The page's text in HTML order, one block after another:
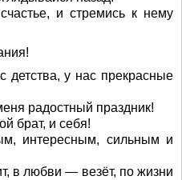
и стремись к нему
у нас прекрасные
радостный праздник!
брат, и себя!
интересным, сильным и
в любви — везёт, по жизни